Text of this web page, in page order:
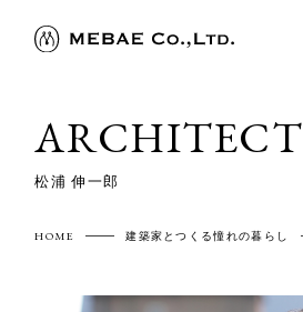
ARCHITECT
松浦 伸一郎
HOME 建築家とつくる憧れの暮らし